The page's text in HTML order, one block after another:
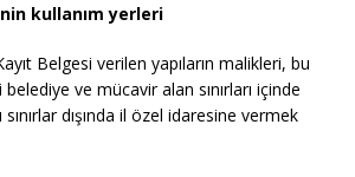
kullanım yerleri
Belgesi verilen yapıların malikleri, bu
ve mücavir alan sınırları içinde
dışında il özel idaresine vermek